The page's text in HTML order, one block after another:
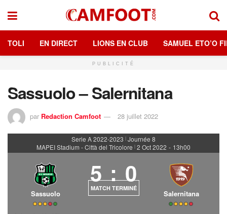
TOLI EN DIRECT LIONS EN CLUB SAMUEL ETO’O
PUBLICITÉ
Sassuolo – Salernitana
par Redaction Camfoot 28 juillet 2022
Serie A 2022-2023 | Journée 8
MAPEI Stadium - Città del Tricolore | 2 Oct 2022 - 13h00
Sassuolo
5 : 0
MATCH TERMINÉ
Salernitana